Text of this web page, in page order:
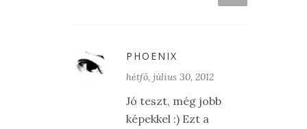
PHOENIX
hétfő, július 30, 2012
Jó teszt, még jobb
képekkel :) Ezt a